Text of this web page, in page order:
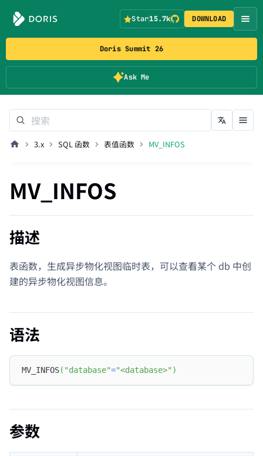
Doris Summit 26
Ask Me
Star15.7k DOWNLOAD
3.x SQL 函数 表值函数 MV_INFOS
MV_INFOS
描述
表函数，生成异步物化视图临时表，可以查看某个 db 中创
建的异步物化视图信息。
语法
MV_INFOS( "database"="<database>" )
参数